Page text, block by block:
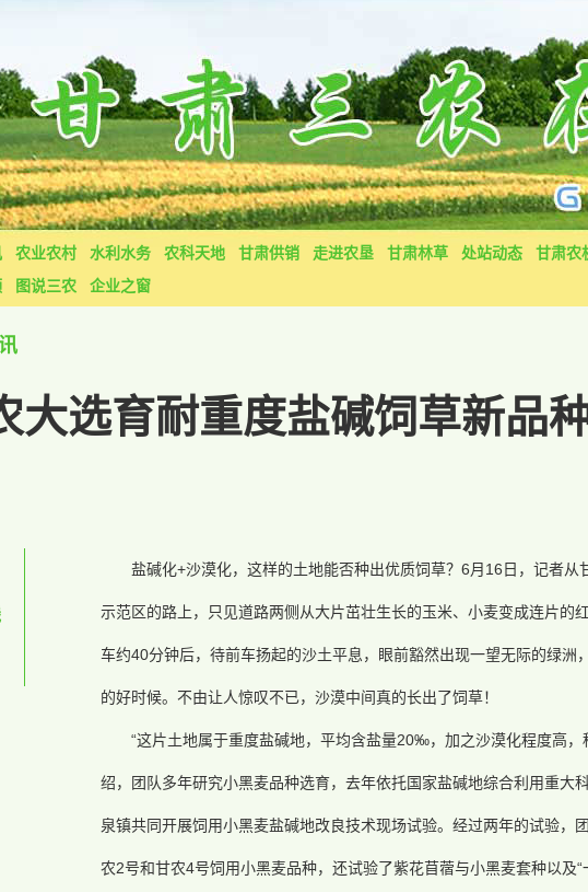
农业农村 水利水务 农科天地 甘肃供销 走进农垦 甘肃林草 处站动态 甘肃农
图说三农 企业之窗
大选育耐重度盐碱饲草新品
盐碱化+沙漠化，这样的土地能否种出优质饲草？6月16日，记者
示范区的路上，只见道路两侧从大片茁壮生长的玉米、小麦变成连片的
车约40分钟后，待前车扬起的沙土平息，眼前豁然出现一望无际的绿洲
的好时候。不由让人惊叹不已，沙漠中间真的长出了饲草！
“这片土地属于重度盐碱地，平均含盐量20‰，加之沙漠化程度高
绍，团队多年研究小黑麦品种选育，去年依托国家盐碱地综合利用重大
泉镇共同开展饲用小黑麦盐碱地改良技术现场试验。经过两年的试验，
农2号和甘农4号饲用小黑麦品种，还试验了紫花苜蓿与小黑麦套种以及